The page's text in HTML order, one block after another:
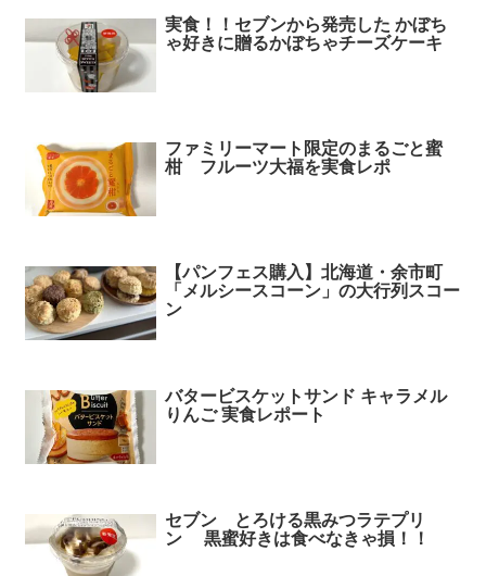
実食！！セブンから発売した かぼち
ゃ好きに贈るかぼちゃチーズケーキ
ファミリーマート限定のまるごと蜜
柑 フルーツ大福を実食レポ
【パンフェス購入】北海道・余市町
「メルシースコーン」の大行列スコー
ン
バタービスケットサンド キャラメル
りんご 実食レポート
セブン とろける黒みつラテプリ
ン 黒蜜好きは食べなきゃ損！！